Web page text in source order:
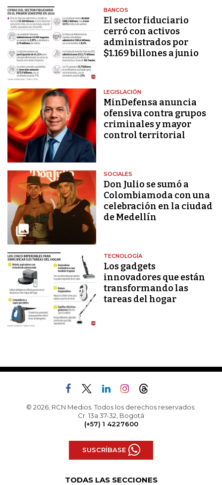
BANCOS
El sector fiduciario
cerró con activos
administrados por
$1.169 billones a junio
LEGISLACIÓN
MinDefensa anuncia
ofensiva contra grupos
criminales y mayor
control territorial
SOCIALES
Don Julio se sumó a
Colombiamoda con una
celebración en la ciudad
de Medellín
TECNOLOGÍA
Los gadgets
innovadores que están
transformando las
tareas del hogar
© 2026, RCN Medios. Todos los derechos reservados.
Cr. 13a 37-32, Bogotá
(+57) 1 4227600
SUSCRÍBASE
TODAS LAS SECCIONES